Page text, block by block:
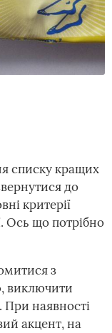
списку кращих
до
критерії
Ось що потрібно
з
виключити
При наявності
акцент, на